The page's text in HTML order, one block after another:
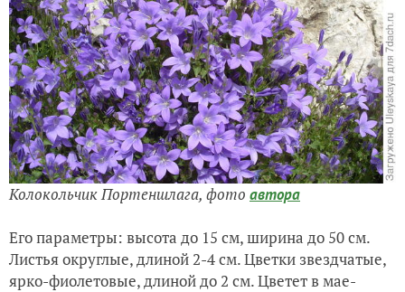
Колокольчик Портеншлага, фото автора
Его параметры: высота до 15 см, ширина до 50 см.
Листья округлые, длиной 2-4 см. Цветки звездчатые,
ярко-фиолетовые, длиной до 2 см. Цветет в мае-